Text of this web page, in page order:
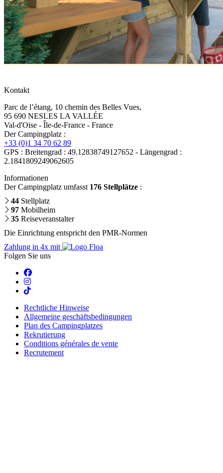
Kontakt
Parc de l’étang, 10 chemin des Belles Vues,
95 690 NESLES LA VALLÉE
Val-d'Oise - Île-de-France - France
Der Campingplatz :
+33 (0)1 34 70 62 89
GPS : Breitengrad : 49.12838749127652 - Längengrad :
2.1841809249062605
Informationen
Der Campingplatz umfasst 176 Stellplätze :
44 Stellplatz
97 Mobilheim
35 Reiseveranstalter
Die Einrichtung entspricht den PMR-Normen
Zahlung in 4x mit
Folgen Sie uns
Rechtliche Hinweise
Allgemeine geschäftsbedingungen
Plan des Campingplatzes
Rekrutierung
Conditions générales de vente
Recrutement